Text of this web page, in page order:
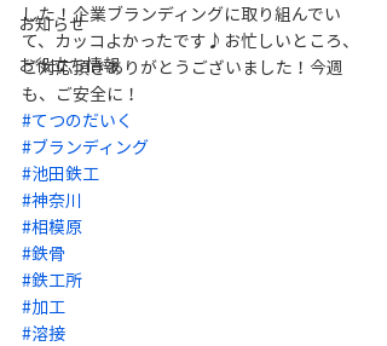
お知らせ
お役立ち情報
した！企業ブランディングに取り組んでい
て、カッコよかったです♪お忙しいところ、
ご対応頂きありがとうございました！今週
も、ご安全に！
#てつのだいく
#ブランディング
#池田鉄工
#神奈川
#相模原
#鉄骨
#鉄工所
#加工
#溶接